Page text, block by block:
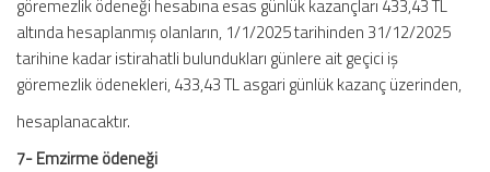
göremezlik ödeneği hesabına esas günlük kazançları 433,43 TL
altında hesaplanmış olanların, 1/1/2025 tarihinden 31/12/2025
tarihine kadar istirahatli bulundukları günlere ait geçici iş
göremezlik ödenekleri, 433,43 TL asgari günlük kazanç üzerinden,
hesaplanacaktır.
7- Emzirme ödeneği